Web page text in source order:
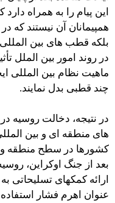
این پیام را به همراه
همپیمانان آن نیستند که
بلکه قطب های بین المللی
در روند امور بین الملل
ماهيت نظام بین المللی
چند قطبی بدل نمایند.
در نتیجه، دخالت روسیه
های منطقه ای و بین
کشورها در سطح منطقه و
بعد از جنگ اوکراین،
ارائه کمکهای تسلیحاتی
عنوان اهرم فشار